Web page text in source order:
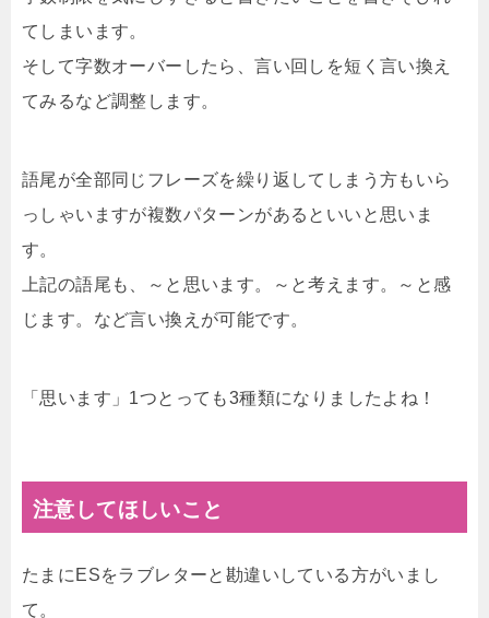
てしまいます。
そして字数オーバーしたら、言い回しを短く言い換え
てみるなど調整します。
語尾が全部同じフレーズを繰り返してしまう方もいら
っしゃいますが複数パターンがあるといいと思いま
す。
上記の語尾も、～と思います。～と考えます。～と感
じます。など言い換えが可能です。
「思います」1つとっても3種類になりましたよね！
注意してほしいこと
たまにESをラブレターと勘違いしている方がいまし
て。